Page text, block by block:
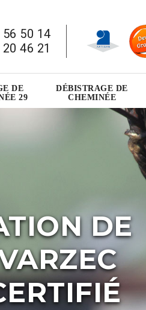
56 50 14
46 21
DE
29
DÉBISTRAGE DE
CHEMINÉE
DE